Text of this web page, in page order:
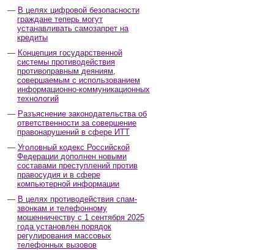
В целях цифровой безопасности
граждане теперь могут
устанавливать самозапрет на
кредиты
Концепция государственной
системы противодействия
противоправным деяниям,
совершаемым с использованием
информационно-коммуникационных
технологий
Разъяснение законодательства об
ответственности за совершение
правонарушений в сфере ИТТ
Уголовный кодекс Российской
Федерации дополнен новыми
составами преступлений против
правосудия и в сфере
компьютерной информации
В целях противодействия спам-
звонкам и телефонному
мошенничеству с 1 сентября 2025
года установлен порядок
регулирования массовых
телефонных вызовов